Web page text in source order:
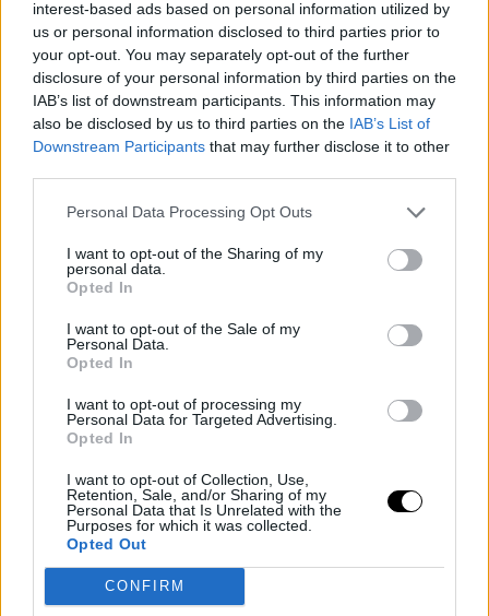
interest-based ads based on personal information utilized by
us or personal information disclosed to third parties prior to
your opt-out. You may separately opt-out of the further
disclosure of your personal information by third parties on the
IAB’s list of downstream participants. This information may
also be disclosed by us to third parties on the IAB’s List of
Downstream Participants that may further disclose it to other
Personal Data Processing Opt Outs
I want to opt-out of the Sharing of my
personal data.
Opted In
I want to opt-out of the Sale of my
Personal Data.
Opted In
I want to opt-out of processing my
Personal Data for Targeted Advertising.
Opted In
I want to opt-out of Collection, Use,
Retention, Sale, and/or Sharing of my
Personal Data that Is Unrelated with the
Purposes for which it was collected.
Opted Out
CONFIRM
½ κ.γ. χυμό λεμόνι
Εκτέλεση
Στο μπολ του μίξερ χτυπάμε τα ασπράδια και το τυρί μέχρι να
ενωθούν και να φουσκώσουν λίγο. Προσθέτουμε το αλάτι και
το λεμόνι και χτυπάμε λίγο ακόμα. Προθερμαίνουμε τον
φούρνο στους 150°C στον αέρα και στρώνουμε ένα ταψί με
λαδόκολλα. Με ένα μεγάλο κουτάλι τοποθετούμε κουταλιές
από το μείγμα στο ταψί αφήνοντας μεταξύ τους απόσταση για
30 λεπτά και απολαμβάνουμε ζεστό ή το αφήνουμε να κρυώσει
για να το αποθηκεύσουμε.